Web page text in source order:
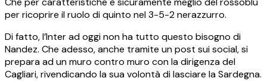
per ricoprire il ruolo di quinto nel 3-5-2 nerazzurro.
Di fatto, l’Inter ad oggi non ha tutto questo bisogno di
Nandez. Che adesso, anche tramite un post sui social, si
prepara ad un muro contro muro con la dirigenza del
Cagliari, rivendicando la sua volontà di lasciare la Sardegna.